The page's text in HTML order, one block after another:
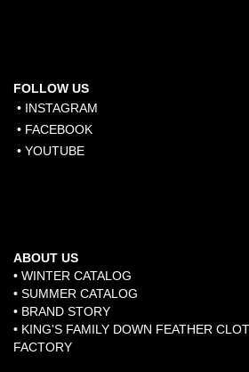
FOLLOW US
• INSTAGRAM
• FACEBOOK
• YOUTUBE
ABOUT US
• WINTER CATALOG
• SUMMER CATALOG
• BRAND STORY
​• KING'S FAMILY DOWN FEATHER
FACTORY